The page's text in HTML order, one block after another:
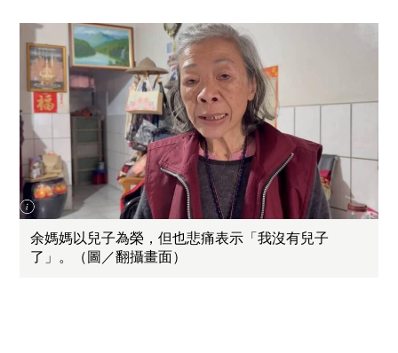
余媽媽以兒子為榮，但也悲痛表示「我沒有兒子
了」。（圖／翻攝畫面）